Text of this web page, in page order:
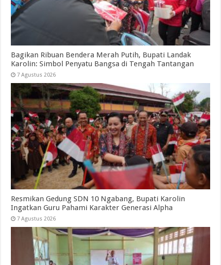
Bagikan Ribuan Bendera Merah Putih, Bupati Landak
Karolin: Simbol Penyatu Bangsa di Tengah Tantangan
7 Agustus 2026
Resmikan Gedung SDN 10 Ngabang, Bupati Karolin
Ingatkan Guru Pahami Karakter Generasi Alpha
7 Agustus 2026